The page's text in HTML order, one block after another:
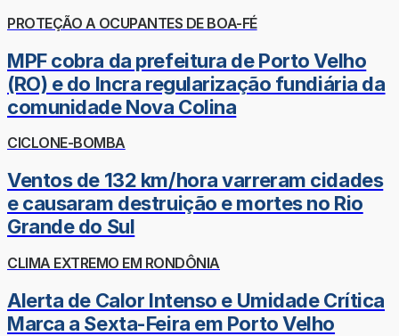
PROTEÇÃO A OCUPANTES DE BOA-FÉ
MPF cobra da prefeitura de Porto Velho
(RO) e do Incra regularização fundiária da
comunidade Nova Colina
CICLONE-BOMBA
Ventos de 132 km/hora varreram cidades
e causaram destruição e mortes no Rio
Grande do Sul
CLIMA EXTREMO EM RONDÔNIA
Alerta de Calor Intenso e Umidade Crítica
Marca a Sexta-Feira em Porto Velho